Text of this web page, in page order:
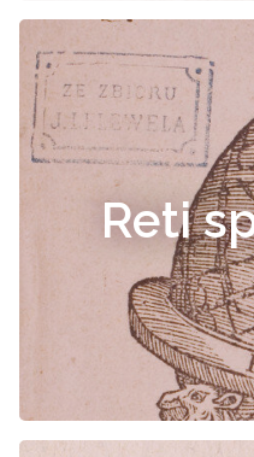
Reti